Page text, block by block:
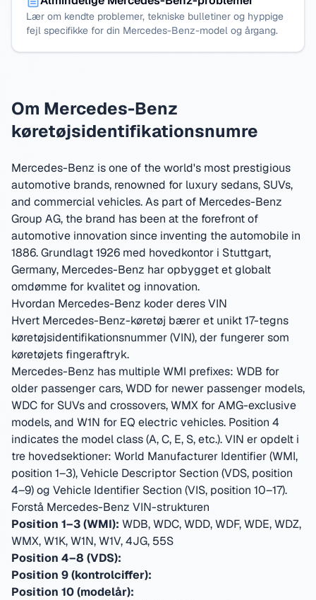
Lær om kendte problemer, tekniske bulletiner og hyppige
fejl specifikke for din Mercedes-Benz-model og årgang.
Om Mercedes-Benz
køretøjsidentifikationsnumre
Mercedes-Benz is one of the world's most prestigious
automotive brands, renowned for luxury sedans, SUVs,
and commercial vehicles. As part of Mercedes-Benz
Group AG, the brand has been at the forefront of
automotive innovation since inventing the automobile in
1886.Grundlagt 1926 med hovedkontor i Stuttgart,
Germany, Mercedes-Benz har opbygget et globalt
omdømme for kvalitet og innovation.
Hvordan Mercedes-Benz koder deres VIN
Hvert Mercedes-Benz-køretøj bærer et unikt 17-tegns
køretøjsidentifikationsnummer (VIN), der fungerer som
køretøjets fingeraftryk.
Mercedes-Benz has multiple WMI prefixes: WDB for
older passenger cars, WDD for newer passenger models,
WDC for SUVs and crossovers, WMX for AMG-exclusive
models, and W1N for EQ electric vehicles. Position 4
indicates the model class (A, C, E, S, etc.).VIN er opdelt i
tre hovedsektioner: World Manufacturer Identifier (WMI,
position 1–3), Vehicle Descriptor Section (VDS, position
4–9) og Vehicle Identifier Section (VIS, position 10–17).
Forstå Mercedes-Benz VIN-strukturen
Position 1–3 (WMI): WDB, WDC, WDD, WDF, WDE, WDZ,
WMX, W1K, W1N, W1V, 4JG, 55S
Position 4–8 (VDS):
Position 9 (kontrolciffer):
Position 10 (modelår):